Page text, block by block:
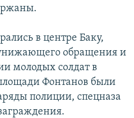
в центре Баку,
обращения и
молодых солдат в
Фонтанов были
полиции, спецназа